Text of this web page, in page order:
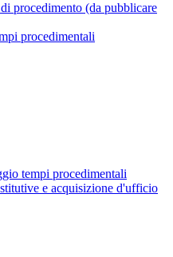
procedimento (da pubblicare
procedimentali
tempi procedimentali
e acquisizione d'ufficio